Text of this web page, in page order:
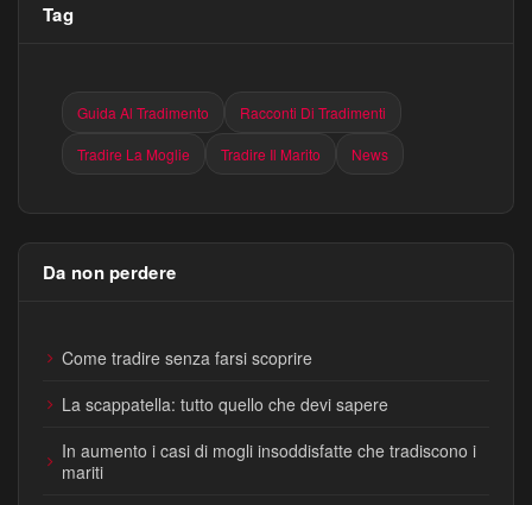
Tag
Guida Al Tradimento Racconti Di Tradimenti
Tradire La Moglie Tradire Il Marito News
Da non perdere
Come tradire senza farsi scoprire
La scappatella: tutto quello che devi sapere
In aumento i casi di mogli insoddisfatte che tradiscono i
mariti